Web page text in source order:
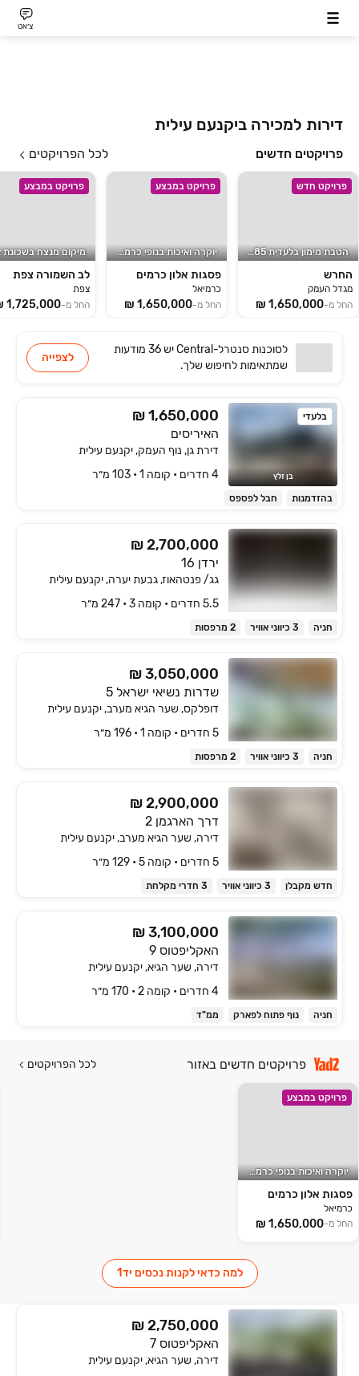
צ׳אט
דירות למכירה ביקנעם עילית
פרויקטים חדשים לכל הפרויקטים
פרויקט חדש
הטבת מימון בלעדית 15/85!
החרש
מגדל העמק
החל מ-
פרויקט במבצע
יוקרה ואיכות בנופי כרמיאל
פסגות אלון כרמים
כרמיאל
החל מ-
פרויקט במבצע
לב השמורה צפת
צפת
החל מ-
לסוכנותסנטרל-Central יש
36 מודעות
שמתאימותלחיפוש שלך.
לצפייה
בלעדי
בן זלץ
₪ 1,650,000
האיריסים
דירת גן, נוף העמק, יקנעם עילית
4 חדרים • קומה ‎1‏ • 103 מ״ר
בהזדמנות חבל לפספס
₪ 2,700,000
ירדן 16
גג/ פנטהאוז, גבעת יערה, יקנעם עילית
5.5 חדרים • קומה ‎3‏ • 247 מ״ר
חניה 3 כיווני אוויר 2 מרפסות
₪ 3,050,000
שדרות נשיאי ישראל 5
דופלקס, שער הגיא מערב, יקנעם עילית
5 חדרים • קומה ‎1‏ • 196 מ״ר
חניה 3 כיווני אוויר 2 מרפסות
₪ 2,900,000
דרך הארגמן 2
דירה, שער הגיא מערב, יקנעם עילית
5 חדרים • קומה ‎5‏ • 129 מ״ר
חדש מקבלן 3 כיווני אוויר 3 חדרי מקלחת
₪ 3,100,000
האקליפטוס 9
דירה, שער הגיא, יקנעם עילית
4 חדרים • קומה ‎2‏ • 170 מ״ר
חניה נוף פתוח לפארק ממ"ד
פרויקטים חדשים באזור לכל הפרויקטים
פרויקט במבצע
יוקרה ואיכות בנופי כרמיאל
פסגות אלון כרמים
כרמיאל
החל מ-
למה כדאי לקנות נכסים יד1
₪ 2,750,000
האקליפטוס 7
דירה, שער הגיא, יקנעם עילית